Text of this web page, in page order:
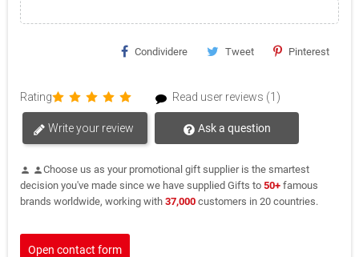
Condividere Tweet Pinterest
Rating Read user reviews (1)
Write your review Ask a question
person personChoose us as your promotional gift supplier is the smartest
decision you've made since we have supplied Gifts to 50+ famous
brands worldwide, working with 37,000 customers in 20 countries.
Open contact form